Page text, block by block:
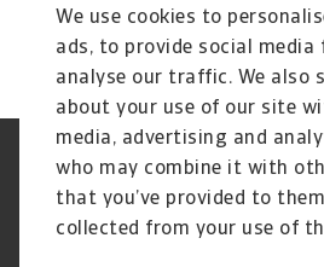
We use cookies to
ads, to provide social
analyse our traffic. We also
about your use of our site
media, advertising and
who may combine it with
that you’ve provided to
collected from your use of
Lavoriamo con voi
GDPR
Privacy
Informazioni sui cookie
Speak
Phishing e Sicurezza
Nota